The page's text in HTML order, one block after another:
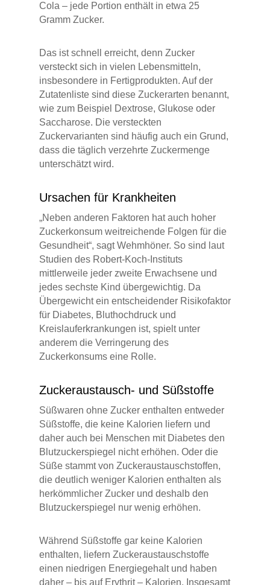
Cola – jede Portion enthält in etwa 25
Gramm Zucker.
Das ist schnell erreicht, denn Zucker
versteckt sich in vielen Lebensmitteln,
insbesondere in Fertigprodukten. Auf der
Zutatenliste sind diese Zuckerarten benannt,
wie zum Beispiel Dextrose, Glukose oder
Saccharose. Die versteckten
Zuckervarianten sind häufig auch ein Grund,
dass die täglich verzehrte Zuckermenge
unterschätzt wird.
Ursachen für Krankheiten
„Neben anderen Faktoren hat auch hoher
Zuckerkonsum weitreichende Folgen für die
Gesundheit“, sagt Wehmhöner. So sind laut
Studien des Robert-Koch-Instituts
mittlerweile jeder zweite Erwachsene und
jedes sechste Kind übergewichtig. Da
Übergewicht ein entscheidender Risikofaktor
für Diabetes, Bluthochdruck und
Kreislauferkrankungen ist, spielt unter
anderem die Verringerung des
Zuckerkonsums eine Rolle.
Zuckeraustausch- und Süßstoffe
Süßwaren ohne Zucker enthalten entweder
Süßstoffe, die keine Kalorien liefern und
daher auch bei Menschen mit Diabetes den
Blutzuckerspiegel nicht erhöhen. Oder die
Süße stammt von Zuckeraustauschstoffen,
die deutlich weniger Kalorien enthalten als
herkömmlicher Zucker und deshalb den
Blutzuckerspiegel nur wenig erhöhen.
Während Süßstoffe gar keine Kalorien
enthalten, liefern Zuckeraustauschstoffe
einen niedrigen Energiegehalt und haben
daher – bis auf Erythrit – Kalorien. Insgesamt